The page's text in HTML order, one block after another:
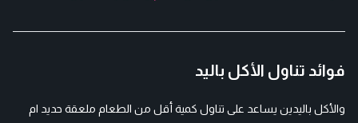
فوائد تناول الأكل باليد
والأكل باليدين يساعد على تناول كمية أقل من الطعام ملعقة حديد ام